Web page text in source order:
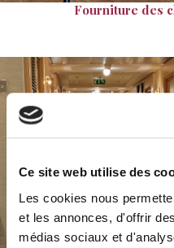
Ce site web utilise des
Les cookies nous
et les annonces, d'offrir
médias sociaux et
Fourniture des